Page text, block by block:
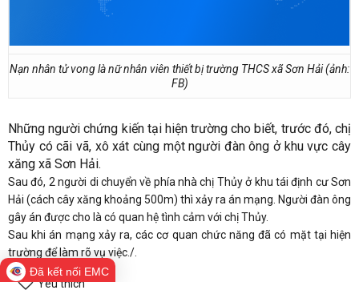
Nạn nhân tử vong là nữ nhân viên thiết bị trường THCS xã Sơn Hải (ảnh:
FB)
Những người chứng kiến tại hiện trường cho biết, trước đó, chị
Thủy có cãi vã, xô xát cùng một người đàn ông ở khu vực cây
xăng xã Sơn Hải.
Sau đó, 2 người di chuyển về phía nhà chị Thủy ở khu tái định cư Sơn
Hải (cách cây xăng khoảng 500m) thì xảy ra án mạng. Người đàn ông
gây án được cho là có quan hệ tình cảm với chị Thủy.
Sau khi án mạng xảy ra, các cơ quan chức năng đã có mặt tại hiện
trường để làm rõ vụ việc./.
Yêu thích
Đã kết nối EMC